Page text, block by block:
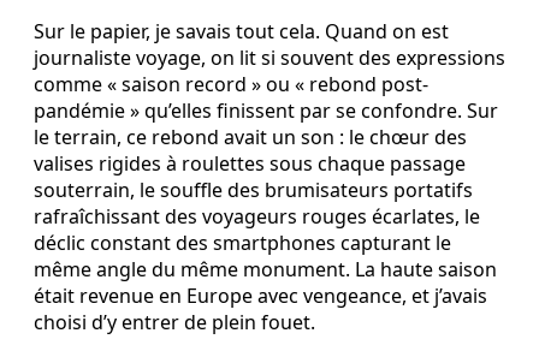
Sur le papier, je savais tout cela. Quand on est
journaliste voyage, on lit si souvent des expressions
comme « saison record » ou « rebond post-
pandémie » qu’elles finissent par se confondre. Sur
le terrain, ce rebond avait un son : le chœur des
valises rigides à roulettes sous chaque passage
souterrain, le souffle des brumisateurs portatifs
rafraîchissant des voyageurs rouges écarlates, le
déclic constant des smartphones capturant le
même angle du même monument. La haute saison
était revenue en Europe avec vengeance, et j’avais
choisi d’y entrer de plein fouet.